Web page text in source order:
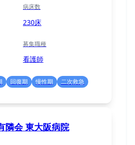
病床数
230床
募集職種
看護師
回復期 慢性期
二次救急
隣会 東大阪病院